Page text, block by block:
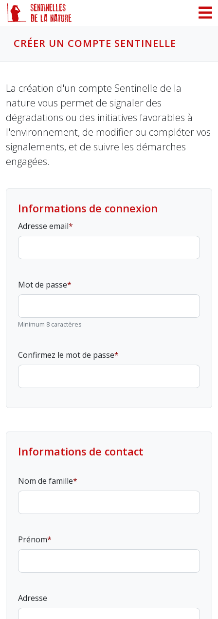
CRÉER UN COMPTE SENTINELLE
La création d'un compte Sentinelle de la
nature vous permet de signaler des
dégradations ou des initiatives favorables à
l'environnement, de modifier ou compléter vos
signalements, et de suivre les démarches
engagées.
Informations de connexion
Adresse email
Mot de passe
Minimum 8 caractères
Confirmez le mot de passe
Informations de contact
Nom de famille
Prénom
Adresse
Panneau de gestion des cookies